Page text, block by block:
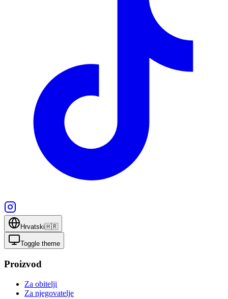
Hrvatski🇭🇷
Toggle theme
Proizvod
Za obitelji
Za njegovatelje